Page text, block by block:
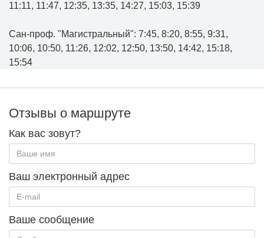
11:11, 11:47, 12:35, 13:35, 14:27, 15:03, 15:39
Сан-проф. "Магистральный": 7:45, 8:20, 8:55, 9:31,
10:06, 10:50, 11:26, 12:02, 12:50, 13:50, 14:42, 15:18,
15:54
Отзывы о маршруте
Как вас зовут?
Ваш электронный адрес
Ваше сообщение